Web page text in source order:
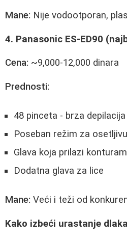
Mane: Nije vodootporan,
4. Panasonic ES-ED90
Cena: ~9,000-12,000 dinara
Prednosti:
48 pinceta - brza depilacija
Poseban režim za
Glava koja prilazi
Dodatna glava za lice
Mane: Veći i teži od
Kako izbeći urastanje